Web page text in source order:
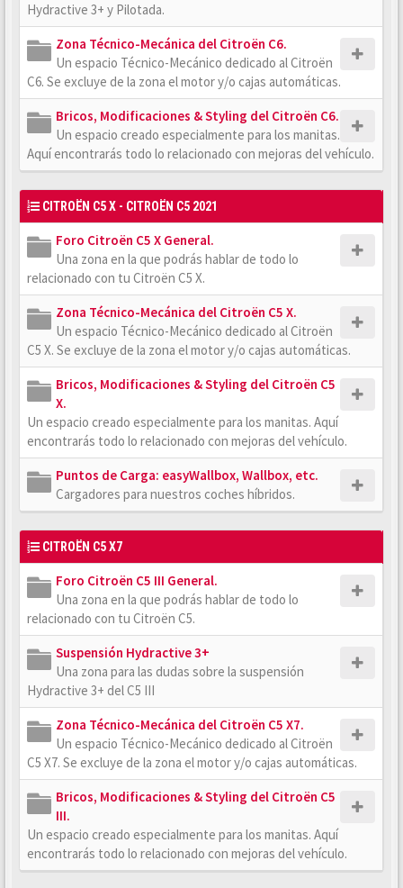
Hydractive 3+ y Pilotada.
Zona Técnico-Mecánica del Citroën C6.
Un espacio Técnico-Mecánico dedicado al Citroën
C6. Se excluye de la zona el motor y/o cajas automáticas.
Bricos, Modificaciones & Styling del Citroën C6.
Un espacio creado especialmente para los manitas.
Aquí encontrarás todo lo relacionado con mejoras del vehículo.
CITROËN C5 X - CITROËN C5 2021
Foro Citroën C5 X General.
Una zona en la que podrás hablar de todo lo
relacionado con tu Citroën C5 X.
Zona Técnico-Mecánica del Citroën C5 X.
Un espacio Técnico-Mecánico dedicado al Citroën
C5 X. Se excluye de la zona el motor y/o cajas automáticas.
Bricos, Modificaciones & Styling del Citroën C5
X.
Un espacio creado especialmente para los manitas. Aquí
encontrarás todo lo relacionado con mejoras del vehículo.
Puntos de Carga: easyWallbox, Wallbox, etc.
Cargadores para nuestros coches híbridos.
CITROËN C5 X7
Foro Citroën C5 III General.
Una zona en la que podrás hablar de todo lo
relacionado con tu Citroën C5.
Suspensión Hydractive 3+
Una zona para las dudas sobre la suspensión
Hydractive 3+ del C5 III
Zona Técnico-Mecánica del Citroën C5 X7.
Un espacio Técnico-Mecánico dedicado al Citroën
C5 X7. Se excluye de la zona el motor y/o cajas automáticas.
Bricos, Modificaciones & Styling del Citroën C5
III.
Un espacio creado especialmente para los manitas. Aquí
encontrarás todo lo relacionado con mejoras del vehículo.